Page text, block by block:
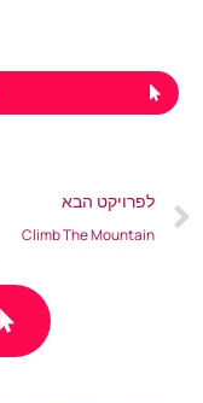
לפרויקט הבא
Climb The Mountain